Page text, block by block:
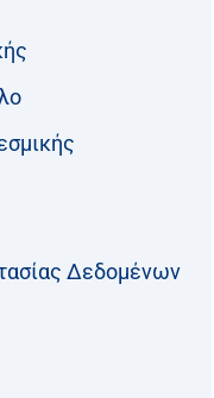
Δεδομένων